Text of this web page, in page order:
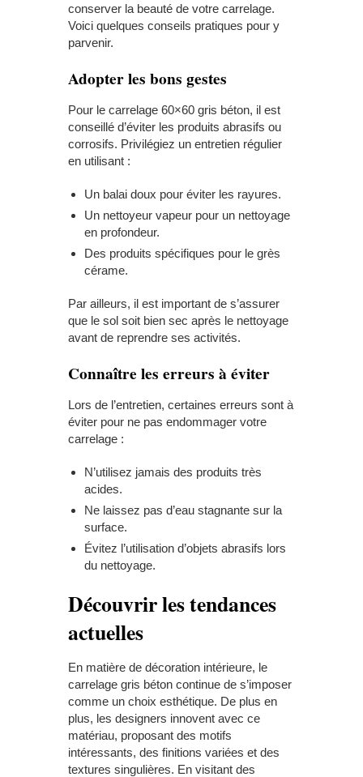
conserver la beauté de votre carrelage.
Voici quelques conseils pratiques pour y
parvenir.
Adopter les bons gestes
Pour le carrelage 60×60 gris béton, il est
conseillé d’éviter les produits abrasifs ou
corrosifs. Privilégiez un entretien régulier
en utilisant :
Un balai doux pour éviter les rayures.
Un nettoyeur vapeur pour un nettoyage
en profondeur.
Des produits spécifiques pour le grès
cérame.
Par ailleurs, il est important de s’assurer
que le sol soit bien sec après le nettoyage
avant de reprendre ses activités.
Connaître les erreurs à éviter
Lors de l’entretien, certaines erreurs sont à
éviter pour ne pas endommager votre
carrelage :
N’utilisez jamais des produits très
acides.
Ne laissez pas d’eau stagnante sur la
surface.
Évitez l’utilisation d’objets abrasifs lors
du nettoyage.
Découvrir les tendances
actuelles
En matière de décoration intérieure, le
carrelage gris béton continue de s’imposer
comme un choix esthétique. De plus en
plus, les designers innovent avec ce
matériau, proposant des motifs
intéressants, des finitions variées et des
textures singulières. En visitant des